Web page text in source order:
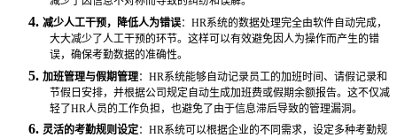
4. 减少人工干预，降低人为错误： HR系统的数据处理完全由软件自动完成，
大大减少了人工干预的环节。这样可以有效避免因人为操作而产生的错
误，确保考勤数据的准确性。
5. 加班管理与假期管理： HR系统能够自动记录员工的加班时间、请假记录和
节假日安排，并根据公司规定自动生成加班费或假期余额报告。这不仅减
轻了HR人员的工作负担，也避免了由于信息滞后导致的管理漏洞。
6. 灵活的考勤规则设定： HR系统可以根据企业的不同需求，设定多种考勤规